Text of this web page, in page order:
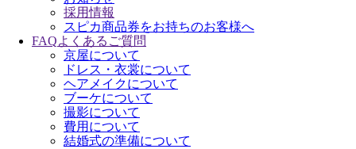
採用情報
スピカ商品券をお持ちのお客様へ
FAQよくあるご質問
京屋について
ドレス・衣裳について
ヘアメイクについて
ブーケについて
撮影について
費用について
結婚式の準備について